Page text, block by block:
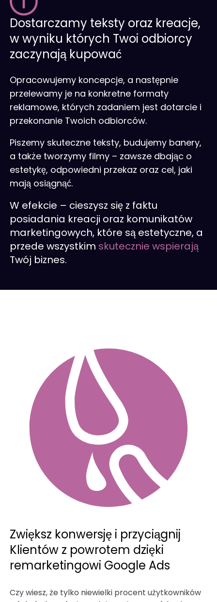
Dostarczamy teksty oraz kreacje,
w wyniku których Twoi odbiorcy
zaczynają kupować
Opracowujemy koncepcje, a następnie
przelewamy je na konkretne formaty
reklamowe, których zadaniem jest dotarcie i
przekonanie Twoich odbiorców.
Piszemy skuteczne teksty, budujemy banery,
a także tworzymy filmy – zawsze dbając o
estetykę, odpowiedni przekaz oraz cel, jaki
mają osiągnąć.
W efekcie – cieszysz się z faktu
posiadania kreacji oraz komunikatów
marketingowych, które są estetyczne, a
przede wszystkim skutecznie wspierają
Twój biznes.
Zwiększ konwersję i przyciągnij
Klientów z powrotem dzięki
remarketingowi Google Ads
Czy wiesz, że tylko niewielki procent użytkowników